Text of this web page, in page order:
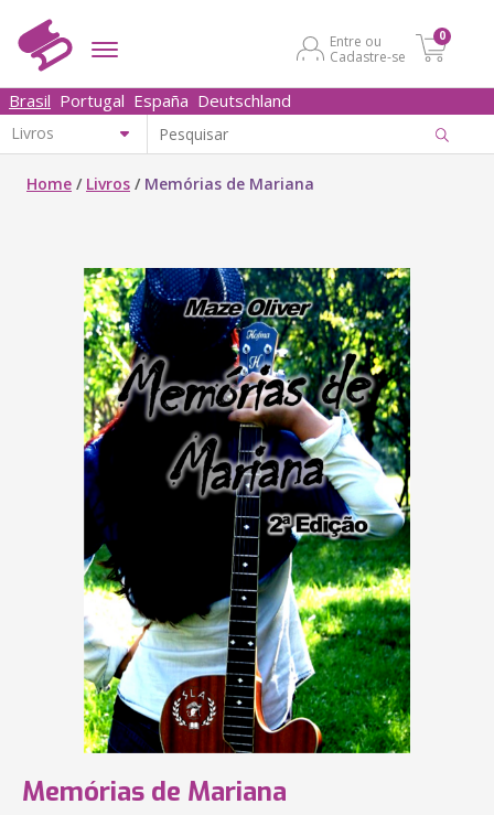
Entre ou
Cadastre-se
0
Brasil Portugal España Deutschland
Home / Livros / Memórias de Mariana
Memórias de Mariana